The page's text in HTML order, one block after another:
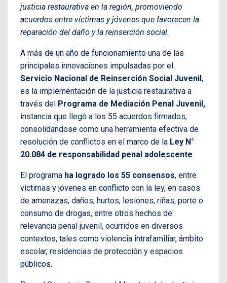
justicia restaurativa en la región, promoviendo
acuerdos entre víctimas y jóvenes que favorecen la
reparación del daño y la reinserción social.
A más de un año de funcionamiento una de las
principales innovaciones impulsadas por el
Servicio Nacional de Reinserción Social Juvenil,
es la implementación de la justicia restaurativa a
través del Programa de Mediación Penal Juvenil,
instancia que llegó a los 55 acuerdos firmados,
consolidándose como una herramienta efectiva de
resolución de conflictos en el marco de la Ley N°
20.084 de responsabilidad penal adolescente.
El programa ha logrado los 55 consensos, entre
víctimas y jóvenes en conflicto con la ley, en casos
de amenazas, daños, hurtos, lesiones, riñas, porte o
consumo de drogas, entre otros hechos de
relevancia penal juvenil, ocurridos en diversos
contextos, tales como violencia intrafamiliar, ámbito
escolar, residencias de protección y espacios
públicos.